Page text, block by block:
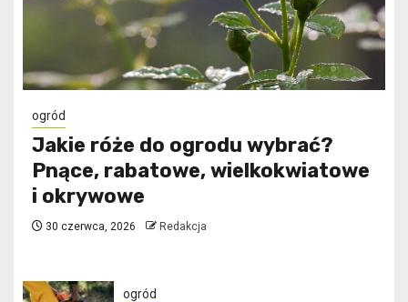
ogród
Jakie róże do ogrodu wybrać?
Pnące, rabatowe, wielkokwiatowe
i okrywowe
30 czerwca, 2026 Redakcja
ogród